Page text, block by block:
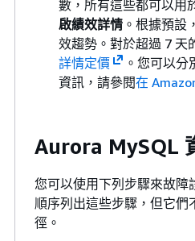
數，所有這些都可以用
啟績效詳情 。根據預設
效趨勢。對於超過 7 天
詳情定價
。您可以
資訊，請參閱在
Aurora MySQL
您可以使用下列步驟來故障
順序列出這些步驟，但它
徑。